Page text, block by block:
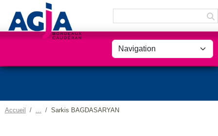
Accueil Sarkis BAGDASARYAN
Panneau de gestion des cookies